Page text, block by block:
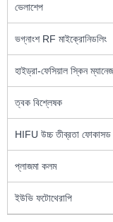
ভেলাশেপ
ভগ্নাংশ RF মাইক্রোনিডলিং
হাইড্রা-ফেসিয়াল স্কিন
ত্বক বিশ্লেষক
HIFU উচ্চ তীব্রতা ফোকাসড
প্লাজমা কলম
ইউভি ফটোথেরাপি